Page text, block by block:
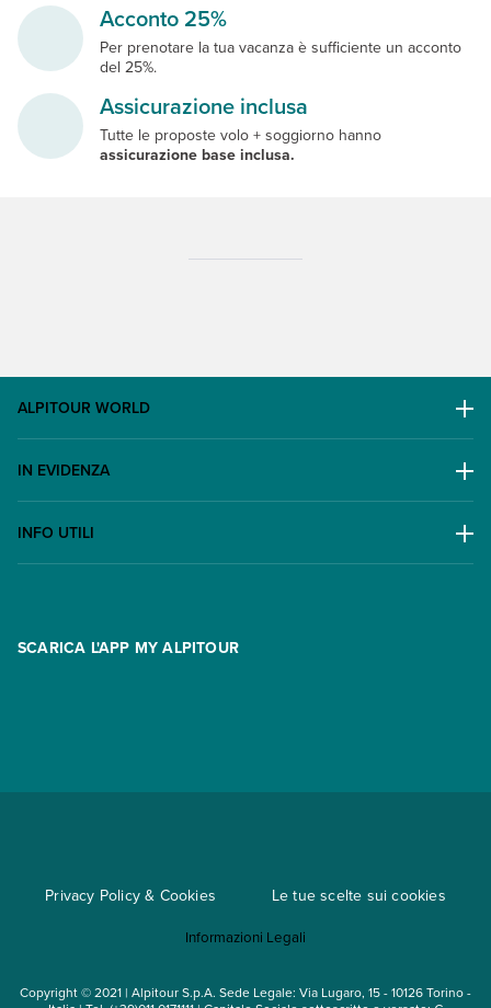
Acconto 25%
Per prenotare la tua vacanza è sufficiente un acconto
del 25%.
Assicurazione inclusa
Tutte le proposte volo + soggiorno hanno
assicurazione base inclusa.
ALPITOUR WORLD
Lavora con noi
Assicurazioni
IN EVIDENZA
INFO UTILI
Condizioni generali di contratto
Mappa del sito
SCARICA L'APP MY ALPITOUR
Privacy Policy & Cookies Le tue scelte sui cookies
Informazioni Legali
Copyright © 2021 | Alpitour S.p.A. Sede Legale: Via Lugaro, 15 - 10126 Torino -